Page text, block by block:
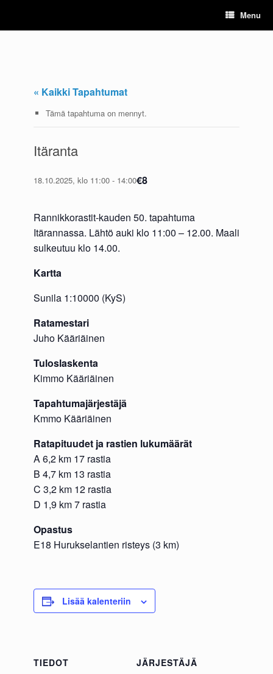
content
Menu
« Kaikki Tapahtumat
Tämä tapahtuma on mennyt.
Itäranta
18.10.2025, klo 11:00 - 14:00€8
Rannikkorastit-kauden 50. tapahtuma
Itärannassa. Lähtö auki klo 11:00 – 12.00. Maali
sulkeutuu klo 14.00.
Kartta
Sunila 1:10000 (KyS)
Ratamestari
Juho Kääriäinen
Tuloslaskenta
Kimmo Kääriäinen
Tapahtumajärjestäjä
Kmmo Kääriäinen
Ratapituudet ja rastien lukumäärät
A 6,2 km 17 rastia
B 4,7 km 13 rastia
C 3,2 km 12 rastia
D 1,9 km 7 rastia
Opastus
E18 Hurukselantien risteys (3 km)
Lisää kalenteriin
TIEDOT
JÄRJESTÄJÄ